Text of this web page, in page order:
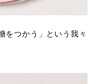
をつかう」という我々